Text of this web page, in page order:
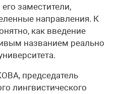
заместители,
направления. К
как введение
названием реально
председатель
лингвистического